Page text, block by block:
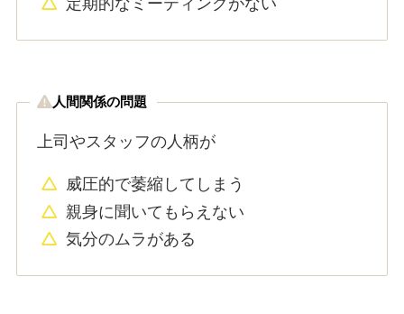
定期的なミーティングがない
人間関係の問題
上司やスタッフの人柄が
威圧的で萎縮してしまう
親身に聞いてもらえない
気分のムラがある